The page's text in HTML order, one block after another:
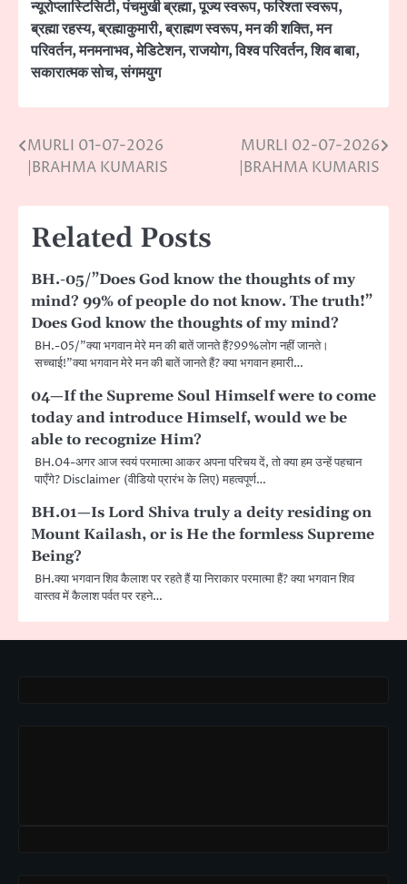
न्यूरोप्लास्टिसिटी,पंचमुखी ब्रह्मा,पूज्य स्वरूप,फरिश्ता स्वरूप,
ब्रह्मा रहस्य,ब्रह्माकुमारी,ब्राह्मण स्वरूप,मन की शक्ति,मन
परिवर्तन,मनमनाभव,मेडिटेशन,राजयोग,विश्व परिवर्तन,शिव बाबा,
सकारात्मक सोच,संगमयुग
Post
navigation
MURLI 01-07-2026
|BRAHMA KUMARIS
MURLI 02-07-2026
|BRAHMA KUMARIS
Related Posts
BH.-05/”Does God know the thoughts of my
mind? 99% of people do not know. The truth!”
Does God know the thoughts of my mind?
BH.-05/”क्या भगवान मेरे मन की बातें जानते हैं?99%लोग नहीं जानते।
सच्चाई!”क्या भगवान मेरे मन की बातें जानते हैं? क्या भगवान हमारी…
04—If the Supreme Soul Himself were to come
today and introduce Himself, would we be
able to recognize Him?
BH.04-अगर आज स्वयं परमात्मा आकर अपना परिचय दें, तो क्या हम उन्हें पहचान
पाएँगे? Disclaimer (वीडियो प्रारंभ के लिए) महत्वपूर्ण…
BH.01—Is Lord Shiva truly a deity residing on
Mount Kailash, or is He the formless Supreme
Being?
BH.क्या भगवान शिव कैलाश पर रहते हैं या निराकार परमात्मा हैं? क्या भगवान शिव
वास्तव में कैलाश पर्वत पर रहने…